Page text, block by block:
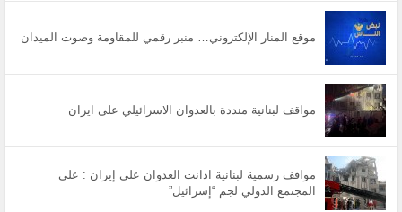
موقع المنار الإلكتروني… منبر رقمي للمقاومة وصوت الميدان
مواقف لبنانية منددة بالعدوان الاسرائيلي على ايران
مواقف رسمية لبنانية ادانت العدوان على إيران : على
المجتمع الدولي لجم “إسرائيل”